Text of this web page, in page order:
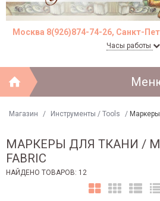
Москва 8(926)874-74-26, Санкт-
Часы работы
Магазин / Инструменты / Tools /
МАРКЕРЫ ДЛЯ ТКАНИ /
FABRIC
НАЙДЕНО ТОВАРОВ: 12